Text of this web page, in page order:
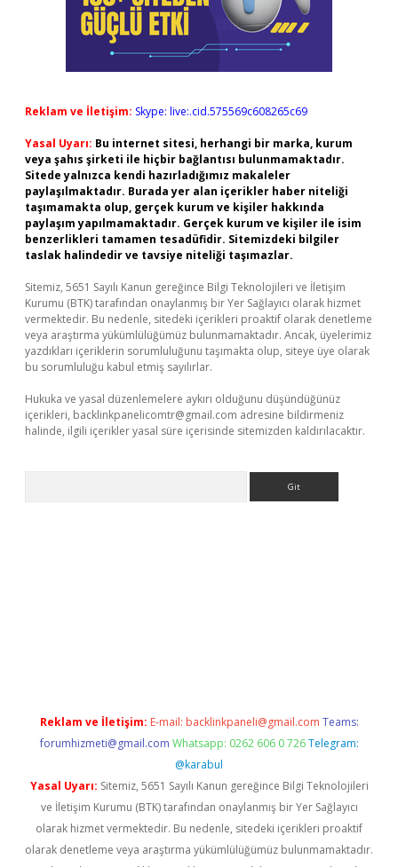
Reklam ve İletişim: Skype: live:.cid.575569c608265c69
Yasal Uyarı: Bu internet sitesi, herhangi bir marka, kurum
veya şahıs şirketi ile hiçbir bağlantısı bulunmamaktadır.
Sitede yalnızca kendi hazırladığımız makaleler
paylaşılmaktadır. Burada yer alan içerikler haber niteliği
taşımamakta olup, gerçek kurum ve kişiler hakkında
paylaşım yapılmamaktadır. Gerçek kurum ve kişiler ile isim
benzerlikleri tamamen tesadüfidir. Sitemizdeki bilgiler
taslak halindedir ve tavsiye niteliği taşımazlar.
Sitemiz, 5651 Sayılı Kanun gereğince Bilgi Teknolojileri ve İletişim
Kurumu (BTK) tarafından onaylanmış bir Yer Sağlayıcı olarak hizmet
vermektedir. Bu nedenle, sitedeki içerikleri proaktif olarak denetleme
veya araştırma yükümlülüğümüz bulunmamaktadır. Ancak, üyelerimiz
yazdıkları içeriklerin sorumluluğunu taşımakta olup, siteye üye olarak
bu sorumluluğu kabul etmiş sayılırlar.
Hukuka ve yasal düzenlemelere aykırı olduğunu düşündüğünüz
içerikleri, backlinkpanelicomtr@gmail.com adresine bildirmeniz
halinde, ilgili içerikler yasal süre içerisinde sitemizden kaldırılacaktır.
Reklam ve İletişim: E-mail: backlinkpaneli@gmail.com Teams:
forumhizmeti@gmail.com Whatsapp: 0262 606 0 726 Telegram:
@karabul
Yasal Uyarı: Sitemiz, 5651 Sayılı Kanun gereğince Bilgi Teknolojileri
ve İletişim Kurumu (BTK) tarafından onaylanmış bir Yer Sağlayıcı
olarak hizmet vermektedir. Bu nedenle, sitedeki içerikleri proaktif
olarak denetleme veya araştırma yükümlülüğümüz bulunmamaktadır.